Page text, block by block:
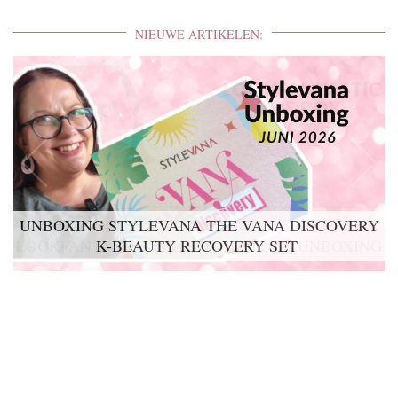
NIEUWE ARTIKELEN:
UNBOXING STYLEVANA THE VANA DISCOVERY
K-BEAUTY RECOVERY SET